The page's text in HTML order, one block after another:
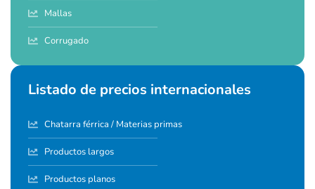
Mallas
Corrugado
Listado de precios internacionales
Chatarra férrica / Materias primas
Productos largos
Productos planos